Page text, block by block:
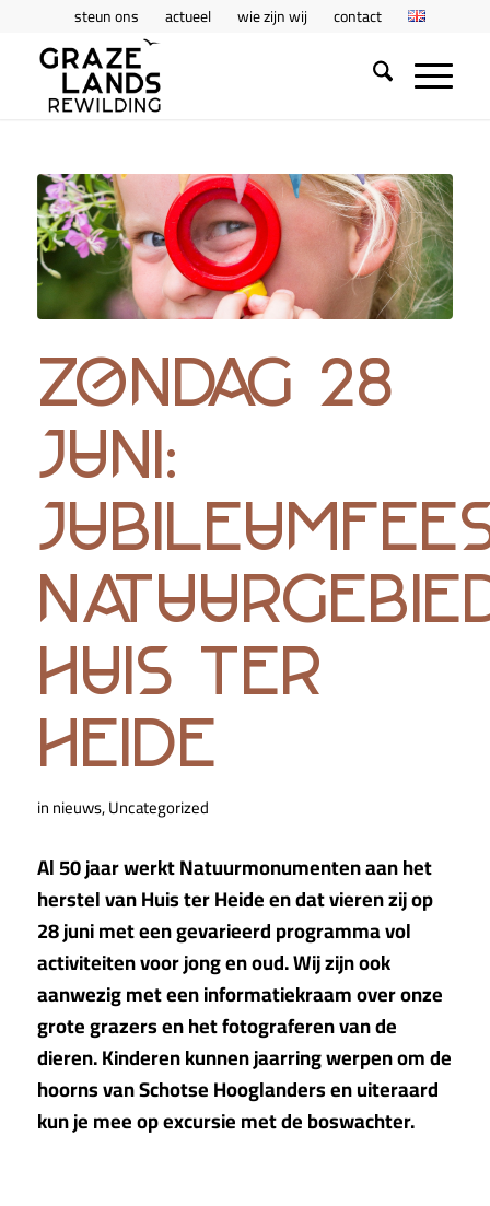
steun ons actueel wie zijn wij contact
zondag 28
juni:
huis ter
heide
innieuws,Uncategorized
Al 50 jaar werkt Natuurmonumenten aan het
herstel van Huis ter Heide en dat vieren zij op
28 juni met een gevarieerd programma vol
activiteiten voor jong en oud. Wij zijn ook
aanwezig met een informatiekraam over onze
grote grazers en het fotograferen van de
dieren. Kinderen kunnen jaarring werpen om de
hoorns van Schotse Hooglanders en uiteraard
kun je mee op excursie met de boswachter.